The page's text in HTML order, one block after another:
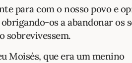
para com o nosso povo e
os a abandonar os
sobrevivessem.
Moisés, que era um menino